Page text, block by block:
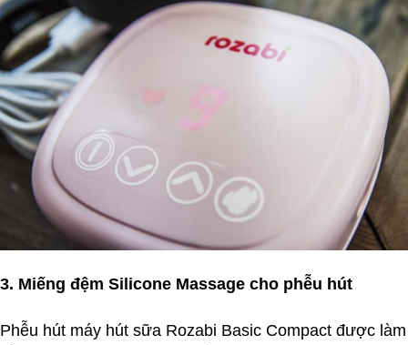
3. Miếng đệm Silicone Massage cho phễu hút
Phễu hút máy hút sữa Rozabi Basic Compact được làm